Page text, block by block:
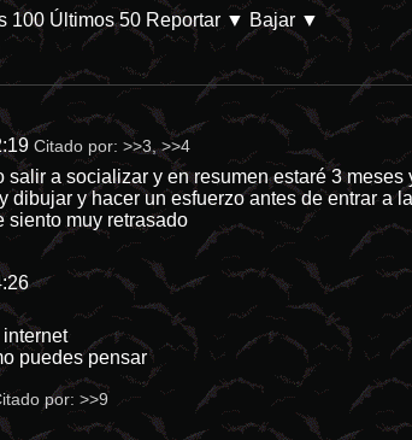
Prime Video. Parece que las películas de
100 Últimos 50 Reportar ▼ Bajar ▼
Citado por:>>3,>>4
a socializar y en resumen estaré 3 meses
dibujar y hacer un esfuerzo antes de entrar a
siento muy retrasado
puedes pensar
por:>>9